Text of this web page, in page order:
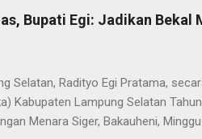
Bupati Egi: Jadikan Bekal
Selatan, Radityo Egi Pratama,
Kabupaten Lampung Selatan
Menara Siger, Bakauheni,